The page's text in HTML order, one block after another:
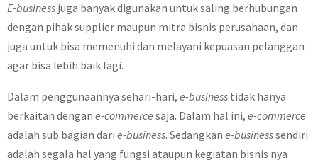
E-business juga banyak digunakan untuk saling berhubungan
dengan pihak supplier maupun mitra bisnis perusahaan, dan
juga untuk bisa memenuhi dan melayani kepuasan pelanggan
agar bisa lebih baik lagi.
Dalam penggunaannya sehari-hari, e-business tidak hanya
berkaitan dengan e-commerce saja. Dalam hal ini, e-commerce
adalah sub bagian dari e-business. Sedangkan e-businesssendiri
adalah segala hal yang fungsi ataupun kegiatan bisnis nya